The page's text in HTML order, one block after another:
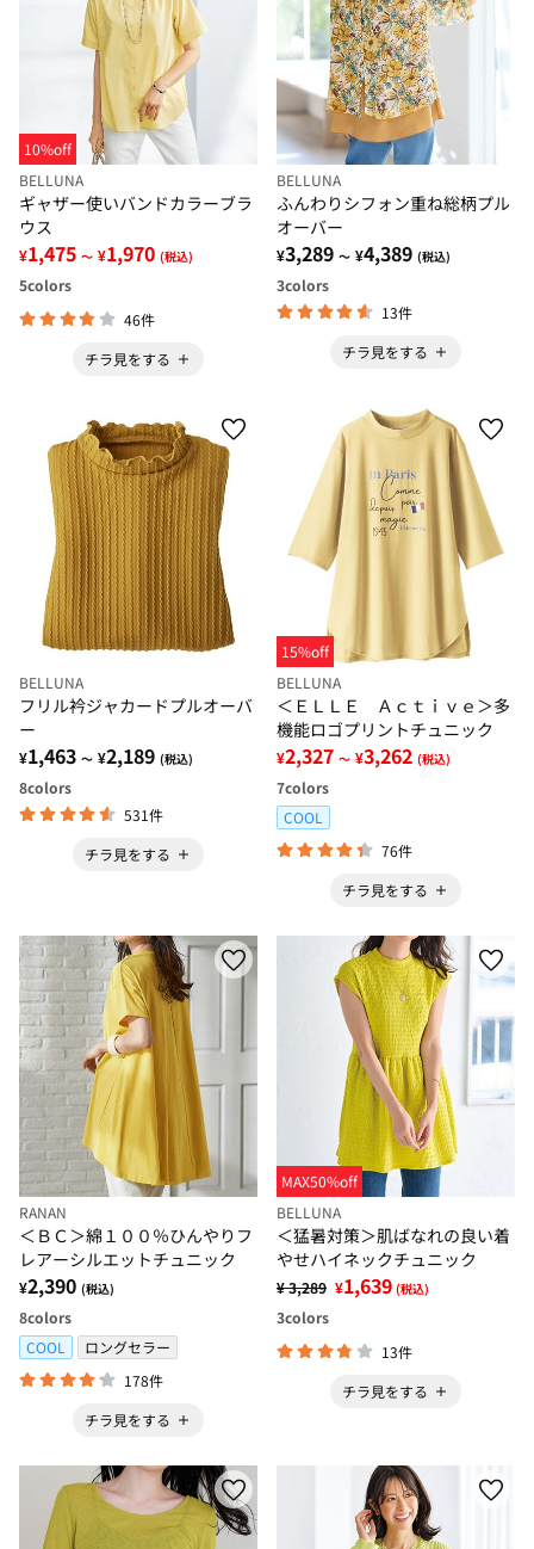
10%off
BELLUNA
ギャザー使いバンドカラーブラ
ウス
¥1,475 ～ ¥1,970 (税込)
5colors
46件
チラ見をする
BELLUNA
ふんわりシフォン重ね総柄プル
オーバー
¥3,289 ～ ¥4,389 (税込)
3colors
13件
チラ見をする
BELLUNA
フリル衿ジャカードプルオーバ
ー
¥1,463 ～ ¥2,189 (税込)
8colors
531件
チラ見をする
15%off
BELLUNA
＜ＥＬＬＥ Ａｃｔｉｖｅ＞多
機能ロゴプリントチュニック
¥2,327 ～ ¥3,262 (税込)
7colors
COOL
76件
チラ見をする
RANAN
＜ＢＣ＞綿１００％ひんやりフ
レアーシルエットチュニック
¥2,390 (税込)
8colors
COOL
ロングセラー
178件
チラ見をする
MAX50%off
BELLUNA
＜猛暑対策＞肌ばなれの良い着
やせハイネックチュニック
¥ 3,289 ¥1,639 (税込)
3colors
13件
チラ見をする